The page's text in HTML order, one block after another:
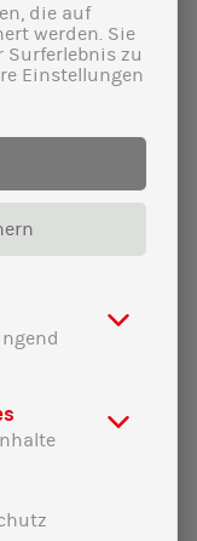
die auf
werden. Sie
Surferlebnis zu
Einstellungen